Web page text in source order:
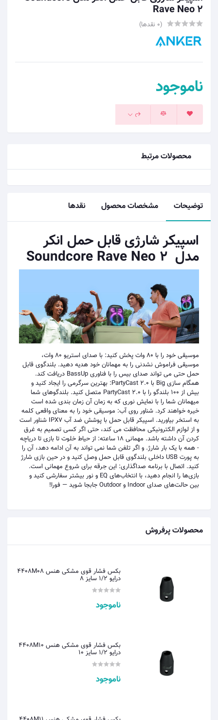
Rave Neo 2
(0 نقدها)
ناموجود
محصولات پرفروش
بکس فشار قوی مشکی هنس 4408M08
درایو 1/2 سایز 8
ناموجود
بکس فشار قوی مشکی هنس 4408M10
درایو 1/2 سایز 10
ناموجود
محصولات مرتبط
توضیحات مشخصات محصول نقدها
اسپیکر شارژی قابل حمل انکر
مدل Soundcore Rave Neo 2
موسیقی خود را با 80 وات پخش کنید: با صدای استریو 80 وات،
موسیقی فراموش نشدنی را به مهمانان خود هدیه دهید. بلندگوی قابل
حمل حتی می تواند صدای بیس را با فناوری BassUp دریافت کند.
همگام سازی Big با PartyCast 2.0: بهترین سرگرمی را ایجاد کنید و
بیش از 100 بلندگو را با PartyCast 2.0 متصل کنید. بلندگوهای شما
میهمانان شما را با نمایش نوری که به زمان آن زمان بندی شده است
خیره خواهند کرد. شناور روی آب: موسیقی خود را به معنای واقعی کلمه
به استخر بیاورید. اسپیکر قابل حمل با پوشش ضد آب IPX7 شناور است
و از لوازم الکترونیکی محافظت می کند، حتی اگر کسی تصمیم به غرق
کردن آن داشته باشد. مهمانی 18 ساعته: از حیاط خلوت تا بازی تا دریاچه
- همه با یک بار شارژ. و اگر تلفن شما نمی تواند به آن ادامه دهد، آن را
به پورت USB داخلی بلندگوی قابل حمل وصل کنید و در حین بازی شارژ
کنید. اتصال با برنامه صداگذاری: این جرقه برای شروع مهمانی است.
بازی‌ها را انجام دهید، با انتخاب‌های EQ و نور بیشتر سفارشی کنید و
بین حالت‌های صدای Indoor و Outdoor جابجا شوید — فورا!